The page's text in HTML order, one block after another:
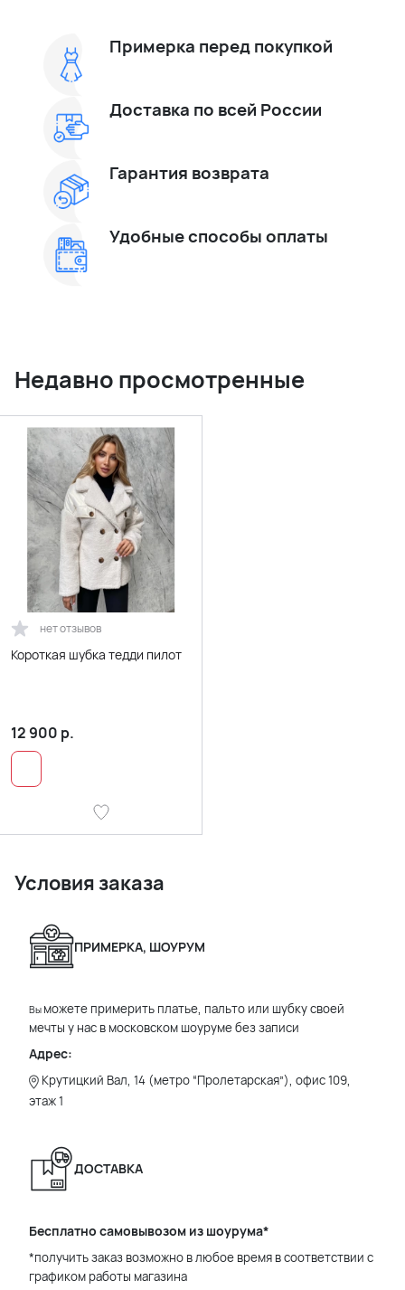
Примерка перед покупкой
Доставка по всей России
Гарантия возврата
Удобные способы оплаты
Недавно просмотренные
нет отзывов
Короткая шубка тедди пилот
12 900 р.
Условия заказа
ПРИМЕРКА, ШОУРУМ
Вы можете примерить платье, пальто или шубку своей
мечты у нас в московском шоуруме без записи
Адрес:
Крутицкий Вал, 14 (метро “Пролетарская”), офис 109,
этаж 1
ДОСТАВКА
Бесплатно самовывозом из шоурума*
*получить заказ возможно в любое время в соответствии с
графиком работы магазина